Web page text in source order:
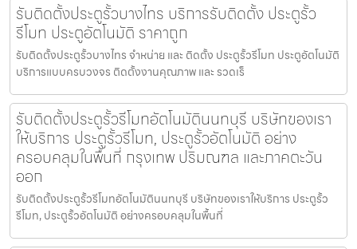
รับติดตั้งประตูรั้วบางไทร บริการรับติดตั้ง ประตูรั้ว
รีโมท ประตูอัตโนมัติ ราคาถูก
รับติดตั้งประตูรั้วบางไทร จำหน่าย และ ติดตั้ง ประตูรั้วรีโมท ประตูอัตโนมัติ
บริการแบบครบวงจร ติดตั้งงานคุณภาพ และ รวดเร็
รับติดตั้งประตูรั้วรีโมทอัตโนมัตินนทบุรี บริษัทของเรา
ให้บริการ ประตูรั้วรีโมท, ประตูรั้วอัตโนมัติ อย่าง
ครอบคลุมในพื้นที่ กรุงเทพ ปริมณฑล และภาคตะวัน
ออก
รับติดตั้งประตูรั้วรีโมทอัตโนมัตินนทบุรี บริษัทของเราให้บริการ ประตูรั้ว
รีโมท, ประตูรั้วอัตโนมัติ อย่างครอบคลุมในพื้นที่